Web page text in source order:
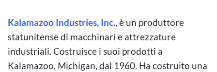
Kalamazoo Industries, Inc. , è un produttore
statunitense di macchinari e attrezzature
industriali. Costruisce i suoi prodotti a
Kalamazoo, Michigan, dal 1960. Ha costruito una